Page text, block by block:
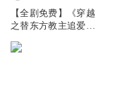
【全剧免费】《穿越
之替东方教主追爱：